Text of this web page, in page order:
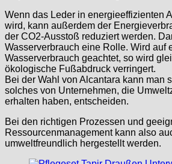
Wenn das Leder in energieeffizienten
wird, kann außerdem der
der CO2-Ausstoß reduziert werden.
Wasserverbrauch eine Rolle. Wird auf
Wasserverbrauch geachtet, so wird
ökologische Fußabdruck verringert.
Bei der Wahl von Alcantara kann man
solches von Unternehmen, die
erhalten haben, entscheiden.
Bei den richtigen Prozessen und
Ressourcenmanagement kann also
umweltfreundlich hergestellt werden.